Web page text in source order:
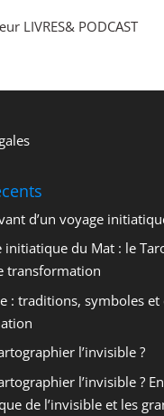
LIVRES& PODCAST
d’un voyage
initiatique du Mat : le
transformation
: traditions, symboles et
l’invisible ?
l’invisible ?
de l’invisible et les